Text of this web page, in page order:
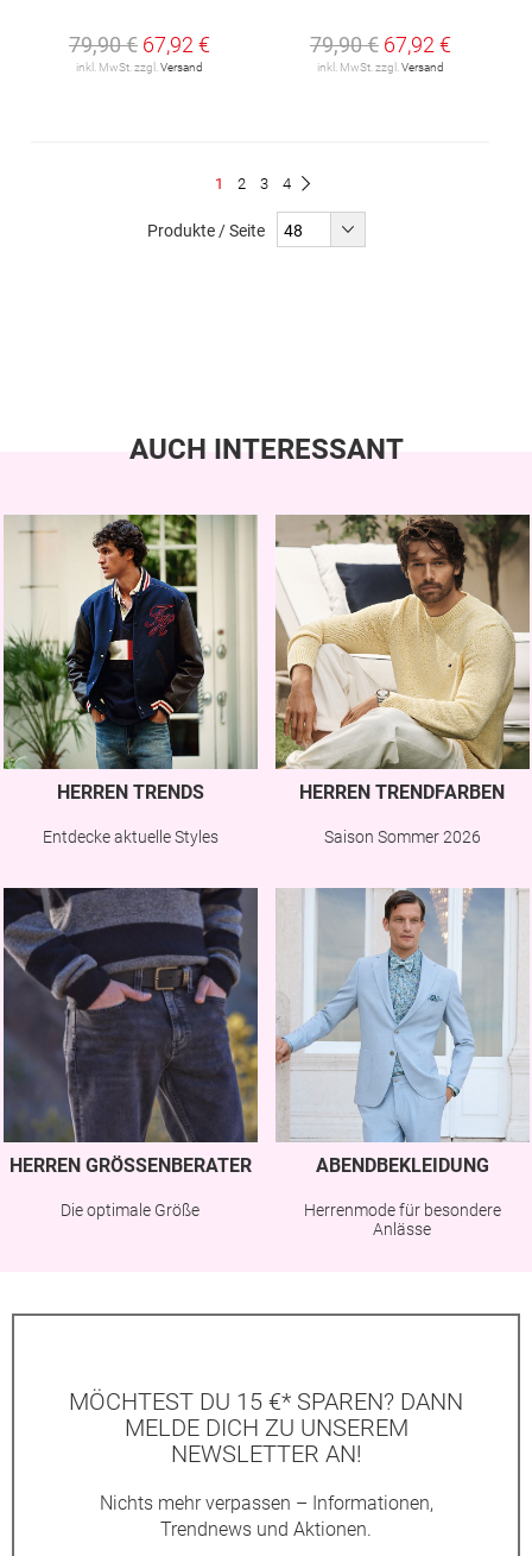
79,90 € 67,92 €
inkl. MwSt. zzgl. Versand
79,90 € 67,92 €
inkl. MwSt. zzgl. Versand
Du
1 Seite
2 Seite
3 Seite
4
Produkte / Seite
AUCH INTERESSANT
HERREN TRENDS
Entdecke aktuelle Styles
HERREN TRENDFARBEN
Saison Sommer 2026
HERREN GRÖSSENBERATER
Die optimale Größe
ABENDBEKLEIDUNG
Herrenmode für besondere
Anlässe
MÖCHTEST DU 15 €* SPAREN? DANN
MELDE DICH ZU UNSEREM
NEWSLETTER AN!
Nichts mehr verpassen – Informationen,
Trendnews und Aktionen.